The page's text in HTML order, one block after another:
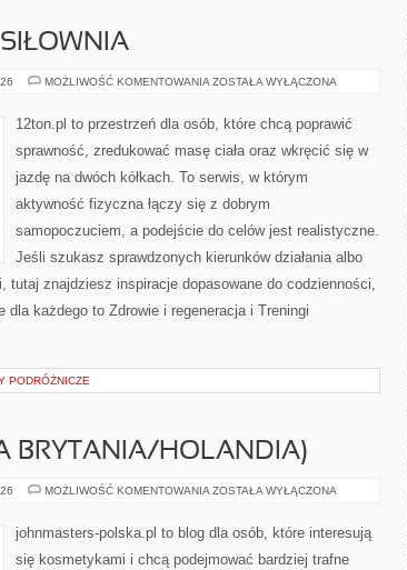
MOŻLIWOŚĆ KOMENTOWANIA SPRZĘT
SIŁOWNIA
ZOSTAŁA WYŁĄCZONA
12ton.pl to przestrzeń dla osób, które chcą poprawić
sprawność, zredukować masę ciała oraz wkręcić się w
jazdę na dwóch kółkach. To serwis, w którym
aktywność fizyczna łączy się z dobrym
samopoczuciem, a podejście do celów jest realistyczne.
Jeśli szukasz sprawdzonych kierunków działania albo
tutaj znajdziesz inspiracje dopasowane do codzienności,
dla każdego to Zdrowie i regeneracja i Treningi
PODRÓŻNICZE
BRYTANIA/HOLANDIA)
MOŻLIWOŚĆ KOMENTOWANIA UNILEVER
ZOSTAŁA WYŁĄCZONA
johnmasters-polska.pl to blog dla osób, które interesują
się kosmetykami i chcą podejmować bardziej trafne